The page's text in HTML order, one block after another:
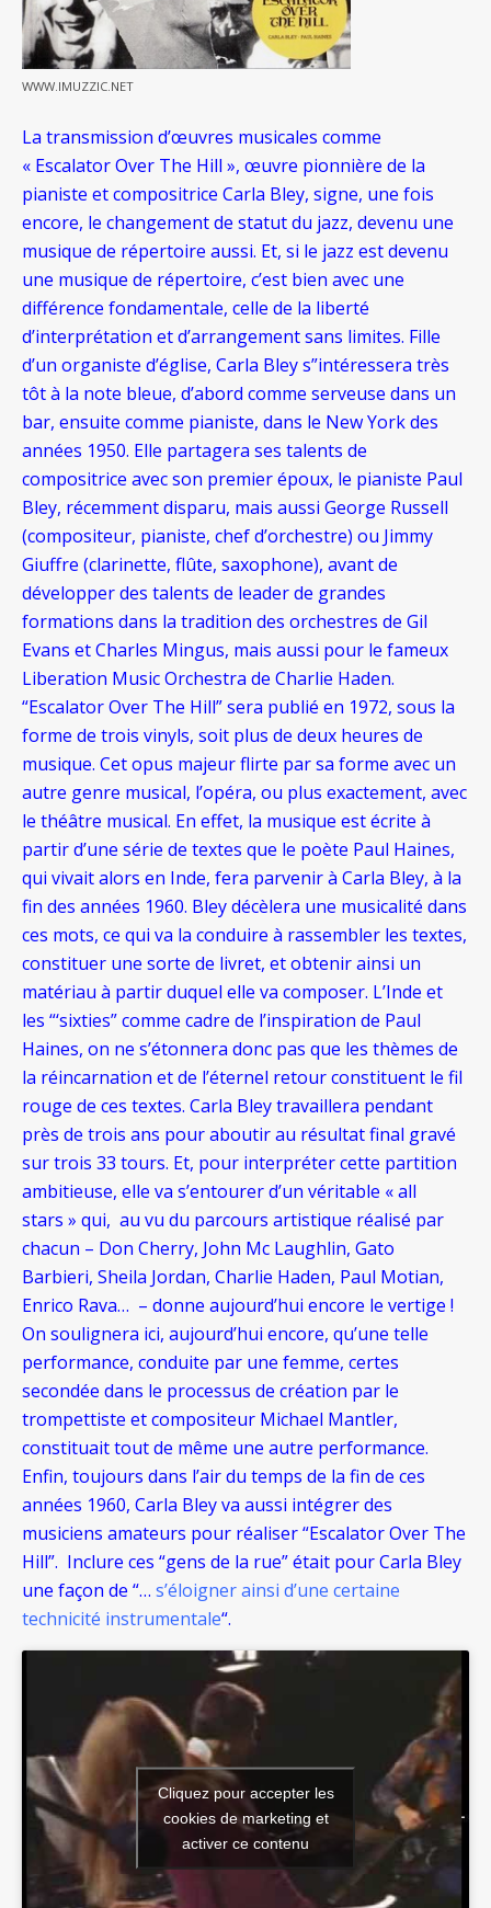
WWW.IMUZZIC.NET
La transmission d’œuvres musicales comme
« Escalator Over The Hill », œuvre pionnière de la
pianiste et compositrice Carla Bley, signe, une fois
encore, le changement de statut du jazz, devenu une
musique de répertoire aussi. Et, si le jazz est devenu
une musique de répertoire, c’est bien avec une
différence fondamentale, celle de la liberté
d’interprétation et d’arrangement sans limites. Fille
d’un organiste d’église, Carla Bley s”intéressera très
tôt à la note bleue, d’abord comme serveuse dans un
bar, ensuite comme pianiste, dans le New York des
années 1950. Elle partagera ses talents de
compositrice avec son premier époux, le pianiste Paul
Bley, récemment disparu, mais aussi George Russell
(compositeur, pianiste, chef d’orchestre) ou Jimmy
Giuffre (clarinette, flûte, saxophone), avant de
développer des talents de leader de grandes
formations dans la tradition des orchestres de Gil
Evans et Charles Mingus, mais aussi pour le fameux
Liberation Music Orchestra de Charlie Haden.
“Escalator Over The Hill” sera publié en 1972, sous la
forme de trois vinyls, soit plus de deux heures de
musique. Cet opus majeur flirte par sa forme avec un
autre genre musical, l’opéra, ou plus exactement, avec
le théâtre musical. En effet, la musique est écrite à
partir d’une série de textes que le poète Paul Haines,
qui vivait alors en Inde, fera parvenir à Carla Bley, à la
fin des années 1960. Bley décèlera une musicalité dans
ces mots, ce qui va la conduire à rassembler les textes,
constituer une sorte de livret, et obtenir ainsi un
matériau à partir duquel elle va composer. L’Inde et
les “‘sixties” comme cadre de l’inspiration de Paul
Haines, on ne s’étonnera donc pas que les thèmes de
la réincarnation et de l’éternel retour constituent le fil
rouge de ces textes. Carla Bley travaillera pendant
près de trois ans pour aboutir au résultat final gravé
sur trois 33 tours. Et, pour interpréter cette partition
ambitieuse, elle va s’entourer d’un véritable « all
stars » qui, au vu du parcours artistique réalisé par
chacun – Don Cherry, John Mc Laughlin, Gato
Barbieri, Sheila Jordan, Charlie Haden, Paul Motian,
Enrico Rava… – donne aujourd’hui encore le vertige !
On soulignera ici, aujourd’hui encore, qu’une telle
performance, conduite par une femme, certes
secondée dans le processus de création par le
trompettiste et compositeur Michael Mantler,
constituait tout de même une autre performance.
Enfin, toujours dans l’air du temps de la fin de ces
années 1960, Carla Bley va aussi intégrer des
musiciens amateurs pour réaliser “Escalator Over The
Hill”. Inclure ces “gens de la rue” était pour Carla Bley
une façon de “… s’éloigner ainsi d’une certaine
technicité instrumentale“.
Cliquez pour accepter les
cookies de marketing et
activer ce contenu